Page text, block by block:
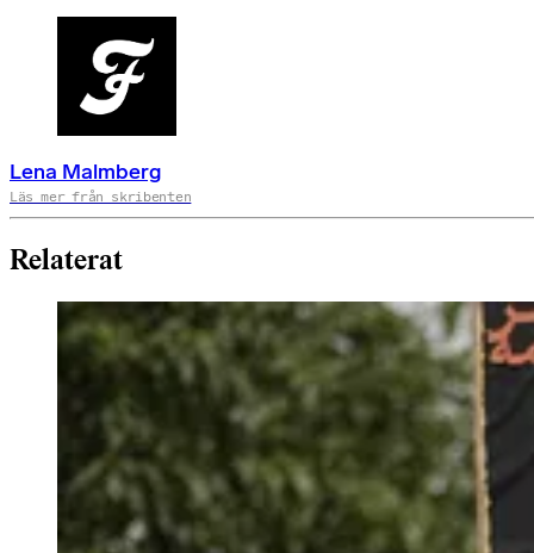
Lena Malmberg
Läs mer från skribenten
Relaterat